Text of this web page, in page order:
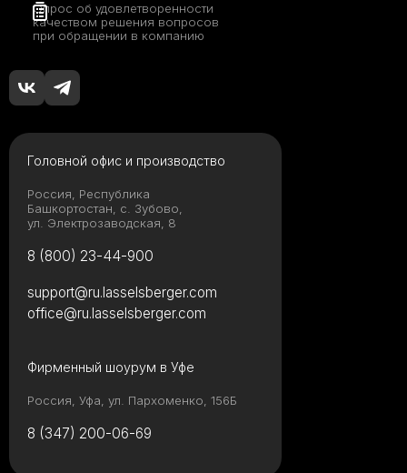
Опрос об удовлетворенности
качеством решения вопросов
при обращении в компанию
Головной офис и производство
Россия, Республика
Башкортостан, с. Зубово,
ул. Электрозаводская, 8
8 (800) 23-44-900
Фирменный шоурум в Уфе
Россия, Уфа, ул. Пархоменко, 156Б
8 (347) 200-06-69
support@ru.lasselsberger.com
office@ru.lasselsberger.com